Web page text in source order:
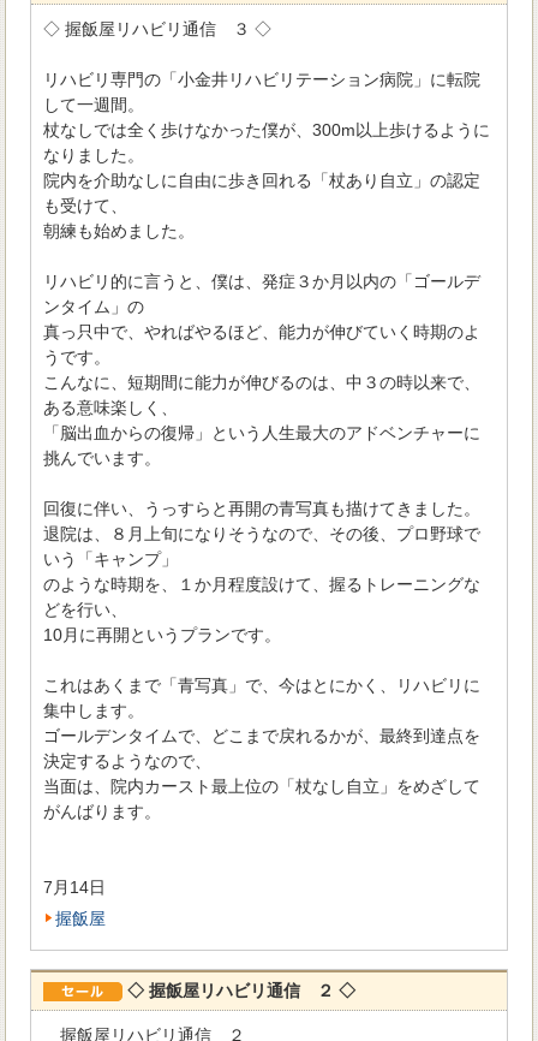
◇ 握飯屋リハビリ通信 ３ ◇
リハビリ専門の「小金井リハビリテーション病院」に転院
して一週間。
杖なしでは全く歩けなかった僕が、300m以上歩けるように
なりました。
院内を介助なしに自由に歩き回れる「杖あり自立」の認定
も受けて、
朝練も始めました。
リハビリ的に言うと、僕は、発症３か月以内の「ゴールデ
ンタイム」の
真っ只中で、やればやるほど、能力が伸びていく時期のよ
うです。
こんなに、短期間に能力が伸びるのは、中３の時以来で、
ある意味楽しく、
「脳出血からの復帰」という人生最大のアドベンチャーに
挑んでいます。
回復に伴い、うっすらと再開の青写真も描けてきました。
退院は、８月上旬になりそうなので、その後、プロ野球で
いう「キャンプ」
のような時期を、１か月程度設けて、握るトレーニングな
どを行い、
10月に再開というプランです。
これはあくまで「青写真」で、今はとにかく、リハビリに
集中します。
ゴールデンタイムで、どこまで戻れるかが、最終到達点を
決定するようなので、
当面は、院内カースト最上位の「杖なし自立」をめざして
がんばります。
7月14日
握飯屋
◇ 握飯屋リハビリ通信 ２ ◇
握飯屋リハビリ通信 ２